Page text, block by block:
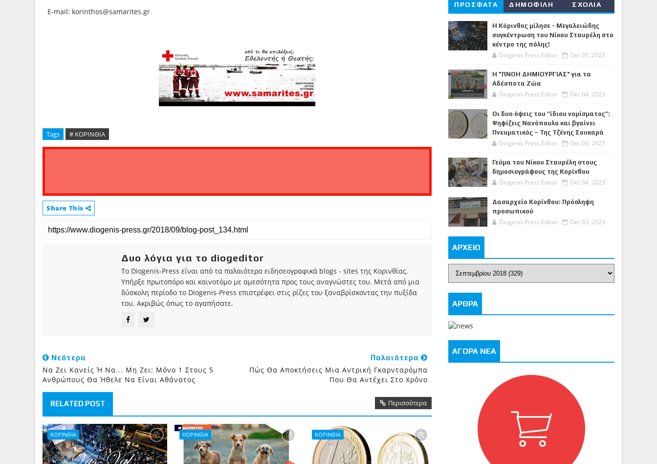
E-mail: korinthos@samarites.gr
Tags # ΚΟΡΙΝΘΙΑ
Share This
Δυο λόγια για το diogeditor
Το Diogenis-Press είναι από τα παλαιότερα ειδησεογραφικά blogs - sites της Κορινθίας.
Υπήρξε πρωτοπόρο και καινοτόμο με αμεσότητα προς τους αναγνώστες του. Μετά από μια
δύσκολη περίοδο το Diogenis-Press επιστρέφει στις ρίζες του ξαναβρίσκοντας την πυξίδα
του. Ακριβώς όπως το αγαπήσατε.
Νεότερα
Να Ζει Κανείς Ή Να... Μη Ζει: Μόνο 1 Στους 5
Ανθρώπους Θα Ήθελε Να Είναι Αθάνατος
Παλαιότερα
Πώς Θα Αποκτήσεις Μια Αντρική Γκαρνταρόμπα
Που Θα Αντέχει Στο Χρόνο
RELATED POST Περισσότερα
ΚΟΡΙΝΘΙΑ ΚΟΡΙΝΘΙΑ ΚΟΡΙΝΘΙΑ
ΠΡΟΣΦΑΤΑ ΔΗΜΟΦΙΛΗ ΣΧΟΛΙΑ
Η Κόρινθος μίλησε - Μεγαλειώδης
συγκέντρωση του Νίκου Σταυρέλη στο
κέντρο της πόλης!
Diogenis Press Editor Οκτ 05, 2023
Η "ΠΝΟΗ ΔΗΜΙΟΥΡΓΙΑΣ" για τα
Αδέσποτα Ζώα
Diogenis Press Editor Οκτ 04, 2023
Οι δυο όψεις του “ίδιου νομίσματος”:
Ψηφίζεις Νανόπουλο και βγαίνει
Πνευματικός – Της Τζένης Σουκαρά
Diogenis Press Editor Οκτ 04, 2023
Γεύμα του Νίκου Σταυρέλη στους
δημοσιογράφους της Κορίνθου
Diogenis Press Editor Οκτ 04, 2023
Δασαρχείο Κορίνθου: Πρόσληψη
προσωπικού
Diogenis Press Editor Οκτ 03, 2023
ΑΡΧΕΙΟ
ΑΡΘΡΑ
ΑΓΟΡΑ ΝΕΑ